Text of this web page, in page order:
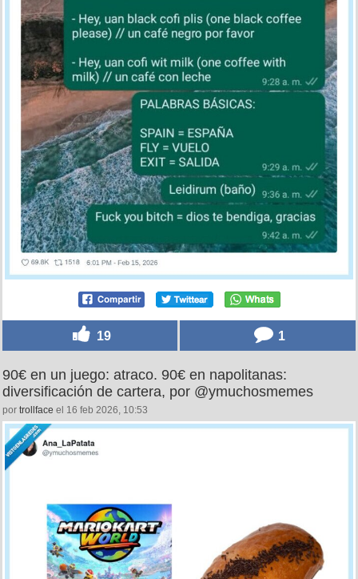
19 1
90€ en un juego: atraco. 90€ en napolitanas:
diversificación de cartera, por @ymuchosmemes
por trollface el 16 feb 2026, 10:53